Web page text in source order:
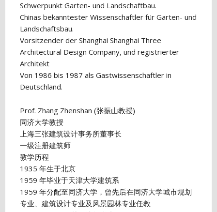
Schwerpunkt Garten- und Landschaftbau.
Chinas bekanntester Wissenschaftler für Garten- und
Landschaftsbau.
Vorsitzender der Shanghai Shanghai Three
Architectural Design Company, und registrierter
Architekt
Von 1986 bis 1987 als Gastwissenschaftler in
Deutschland.
Prof. Zhang Zhenshan (张振山教授)
同济大学教授
上海三张建筑设计事务所董事长
一级注册建筑师
教学历程
1935 年生于北京
1959 年毕业于天津大学建筑系
1959 年分配至同济大学，曾先后在同济大学城市规划
专业、建筑设计专业及风景园林专业任教